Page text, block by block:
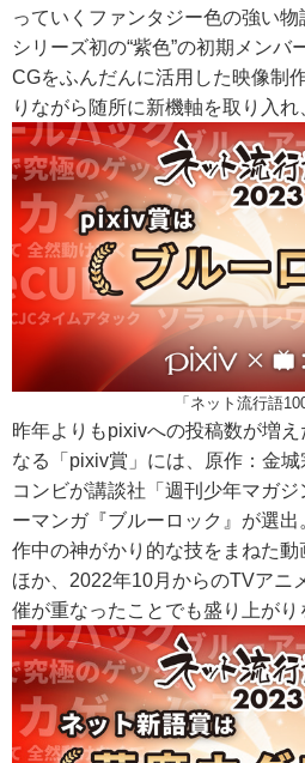
っていくファンタジー色の強い物
シリーズ初の“紫色”の初期メンバ
CGをふんだんに活用した映像制
りながら随所に新機軸を取り入れ
「ネット流行語
昨年よりもpixivへの投稿数が増
なる「pixiv賞」には、原作：金
コンビが講談社「週刊少年マガ
ーマンガ『ブルーロック』が選出
作中の神がかり的な技をまねた
ほか、2022年10月からのTVアニ
催が重なったことでも盛り上がり